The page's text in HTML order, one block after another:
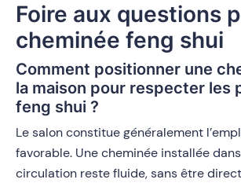
Foire aux questions
cheminée feng shui
Comment positionner une
la maison pour respecter les
feng shui ?
Le salon constitue généralement
favorable. Une cheminée installée
circulation reste fluide, sans être